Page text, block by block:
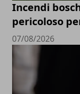
Incendi
pericoloso
07/08/2026